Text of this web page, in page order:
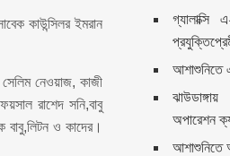
কাউন্সিলর ইমরান
নেওয়াজ, কাজী
রাশেদ সনি,বাবু
বাবু,লিটন ও কাদের।
আশাশুনিতে
অপারেশন
আশাশুনিতে